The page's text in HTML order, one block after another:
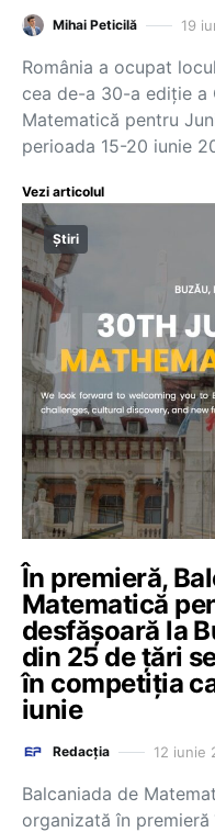
Mihai Peticilă 19
România a ocupat
cea de-a 30-a ediție a
Matematică pentru
perioada 15-20 iunie
Vezi articolul
Știri
În premieră,
Matematică
desfășoară la
din 25 de țări
în competiția
iunie
Redacția 12 iunie
Balcaniada de
organizată în premieră